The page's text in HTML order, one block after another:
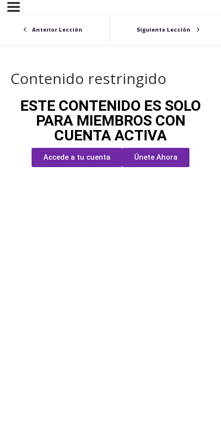
Anterior Lección Siguiente Lección
Contenido restringido
ESTE CONTENIDO ES SOLO
PARA MIEMBROS CON
CUENTA ACTIVA
Accede a tu cuenta Únete Ahora